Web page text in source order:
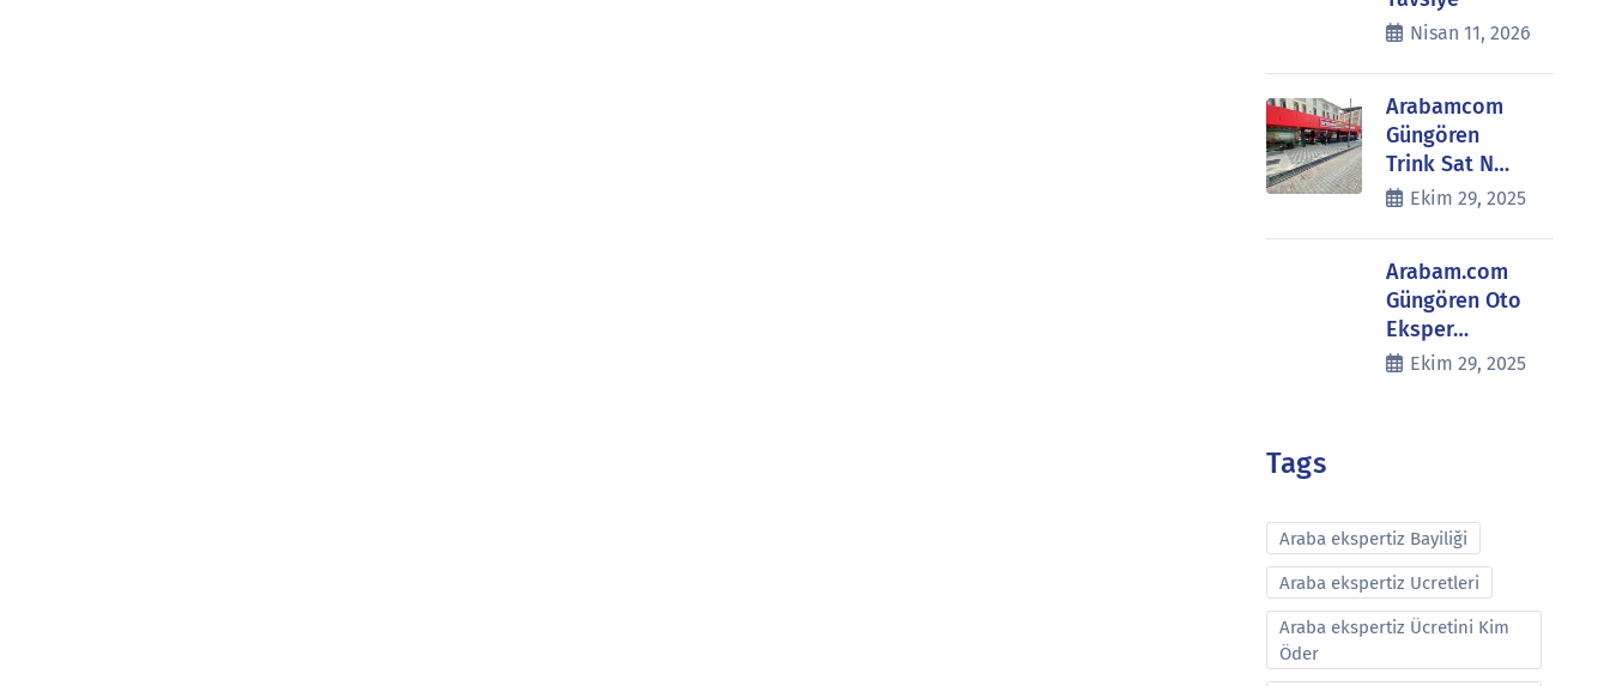
Nisan 11, 2026
Arabamcom
Güngören
Trink Sat N…
Ekim 29, 2025
Arabam.com
Güngören Oto
Eksper…
Ekim 29, 2025
Tags
Araba ekspertiz Bayiliği
Araba ekspertiz Ucretleri
Araba ekspertiz Ücretini Kim
Öder